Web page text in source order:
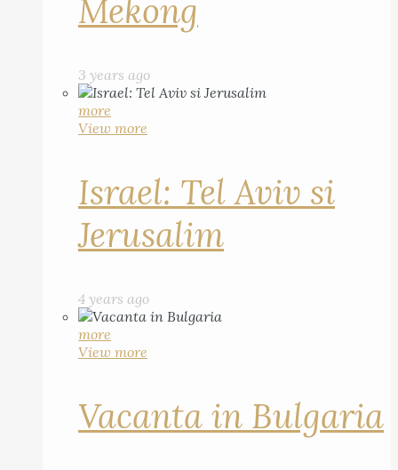
Mekong
3 years ago
more
View more
Israel: Tel Aviv si
Jerusalim
4 years ago
more
View more
Vacanta in Bulgaria